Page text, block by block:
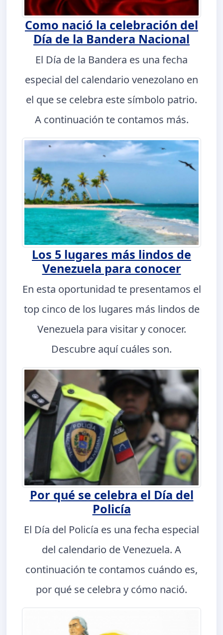
Como nació la celebración del
Día de la Bandera Nacional
El Día de la Bandera es una fecha
especial del calendario venezolano en
el que se celebra este símbolo patrio.
A continuación te contamos más.
Los 5 lugares más lindos de
Venezuela para conocer
En esta oportunidad te presentamos el
top cinco de los lugares más lindos de
Venezuela para visitar y conocer.
Descubre aquí cuáles son.
Por qué se celebra el Día del
Policía
El Día del Policía es una fecha especial
del calendario de Venezuela. A
continuación te contamos cuándo es,
por qué se celebra y cómo nació.